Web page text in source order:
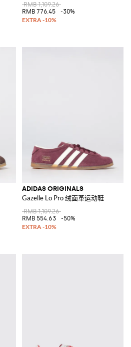
RMB 1,109.26
RMB 776.45
-30%
ADIDAS ORIGINALS
Gazelle Lo Pro 绒面革运动鞋
RMB 1,109.26
RMB 554.63
-50%